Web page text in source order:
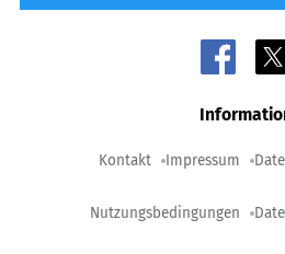
Kontakt Impressum
Nutzungsbedingungen